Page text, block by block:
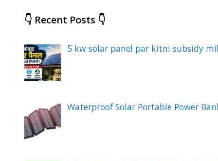
👇 Recent Posts 👇
5 kw solar panel par kitni subsidy
Waterproof Solar Portable Power